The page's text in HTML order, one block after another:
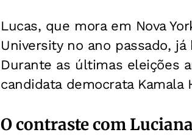
Lucas, que mora em Nova
University no ano passado,
Durante as últimas eleições
candidata democrata Kamala
O contraste com